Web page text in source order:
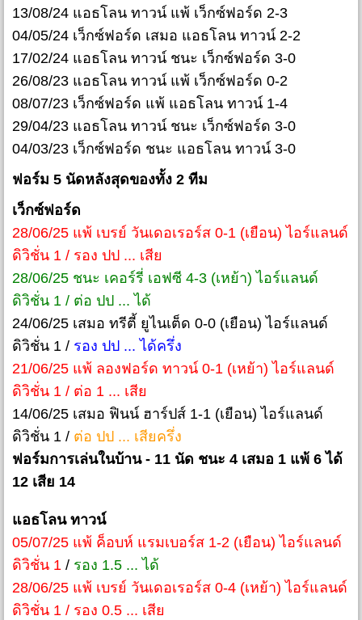
13/08/24 แอธโลน ทาวน์ แพ้ เว็กซ์ฟอร์ด 2-3
04/05/24 เว็กซ์ฟอร์ด เสมอ แอธโลน ทาวน์ 2-2
17/02/24 แอธโลน ทาวน์ ชนะ เว็กซ์ฟอร์ด 3-0
26/08/23 แอธโลน ทาวน์ แพ้ เว็กซ์ฟอร์ด 0-2
08/07/23 เว็กซ์ฟอร์ด แพ้ แอธโลน ทาวน์ 1-4
29/04/23 แอธโลน ทาวน์ ชนะ เว็กซ์ฟอร์ด 3-0
04/03/23 เว็กซ์ฟอร์ด ชนะ แอธโลน ทาวน์ 3-0
ฟอร์ม 5 นัดหลังสุดของทั้ง 2 ทีม
เว็กซ์ฟอร์ด
28/06/25 แพ้ เบรย์ วันเดอเรอร์ส 0-1 (เยือน) ไอร์แลนด์
ดิวิชั่น 1 / รอง ปป ... เสีย
28/06/25 ชนะ เคอร์รี่ เอฟซี 4-3 (เหย้า) ไอร์แลนด์
ดิวิชั่น 1 / ต่อ ปป ... ได้
24/06/25 เสมอ ทรีตี้ ยูไนเต็ด 0-0 (เยือน) ไอร์แลนด์
ดิวิชั่น 1 / รอง ปป ... ได้ครึ่ง
21/06/25 แพ้ ลองฟอร์ด ทาวน์ 0-1 (เหย้า) ไอร์แลนด์
ดิวิชั่น 1 / ต่อ 1 ... เสีย
14/06/25 เสมอ ฟินน์ ฮาร์ปส์ 1-1 (เยือน) ไอร์แลนด์
ดิวิชั่น 1 / ต่อ ปป ... เสียครึ่ง
ฟอร์มการเล่นในบ้าน - 11 นัด ชนะ 4 เสมอ 1 แพ้ 6 ได้
12 เสีย 14
แอธโลน ทาวน์
05/07/25 แพ้ ค็อบห์ แรมเบอร์ส 1-2 (เยือน) ไอร์แลนด์
ดิวิชั่น 1 / รอง 1.5 ... ได้
28/06/25 แพ้ เบรย์ วันเดอเรอร์ส 0-4 (เหย้า) ไอร์แลนด์
ดิวิชั่น 1 / รอง 0.5 ... เสีย